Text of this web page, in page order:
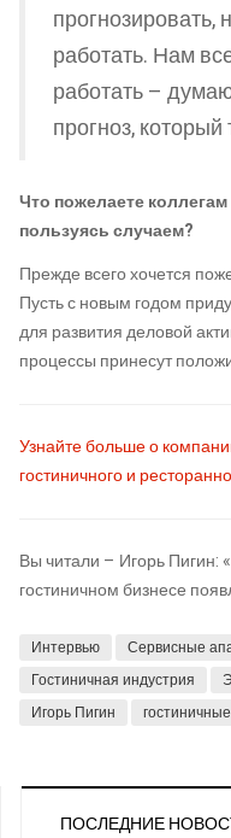
работать. Нам
работать –
прогноз, который
Что пожелаете
пользуясь случаем?
Прежде всего хочется
Пусть с новым годом
для развития деловой
процессы принесут
Узнайте больше о
гостиничного и
Вы читали – Игорь Пигин:
гостиничном бизнесе
Интервью Сервисные
Гостиничная индустрия
Игорь Пигин
ПОСЛЕДНИЕ